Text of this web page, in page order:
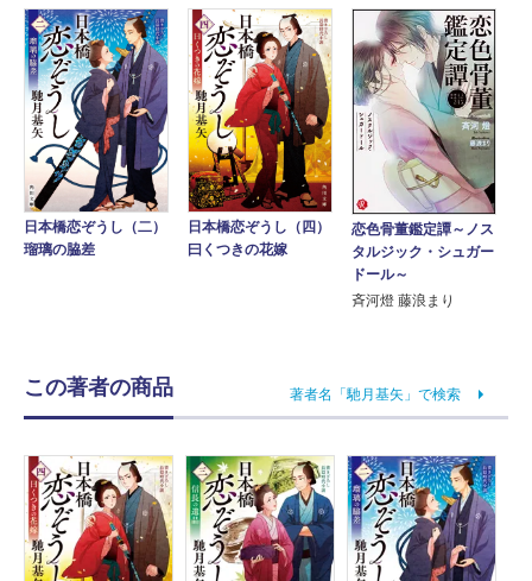
日本橋恋ぞうし（二）
瑠璃の脇差
日本橋恋ぞうし（四）
曰くつきの花嫁
恋色骨董鑑定譚～ノス
タルジック・シュガー
ドール～
斉河燈 藤浪まり
この著者の商品 著者名「馳月基矢」で検索